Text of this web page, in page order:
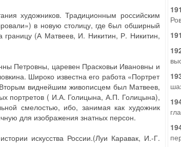
художников. Традиционным российским
в новую столицу, где 6ыл обширный
границу (А Матвеев, И. Никитин, Р. Никитин,
Петровны, царевен Прасковьи Ивановны и
Широко известна его работа «Портрет
виднейшим живописцем был Матвеев,
портретов ( И.А. Голицына, А.П. Голицына),
смелостью, ибо, занимая как художник
для изображения знатных персон.
искусства России.(Луи Каравак, И.-Г.